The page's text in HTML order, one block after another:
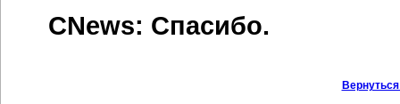
CNews: Спасибо.